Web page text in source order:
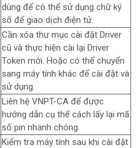
dùng để có thể sử dụng chữ ký
số để giao dịch điện tử.
Cần xóa thư mục cài đặt Driver
cũ và thực hiện cài lại Driver
Token mới. Hoặc có thể chuyển
sang máy tính khác để cài đặt và
sử dụng.
Liên hệ VNPT-CA để được
hướng dẫn cụ thể cách lấy lại mã
số pin nhanh chóng.
Kiểm tra máy tính sau khi cài đặt